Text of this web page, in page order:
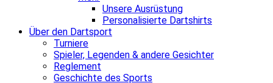
Unsere Ausrüstung
Personalisierte Dartshirts
Über den Dartsport
Turniere
Spieler, Legenden & andere Gesichter
Reglement
Geschichte des Sports